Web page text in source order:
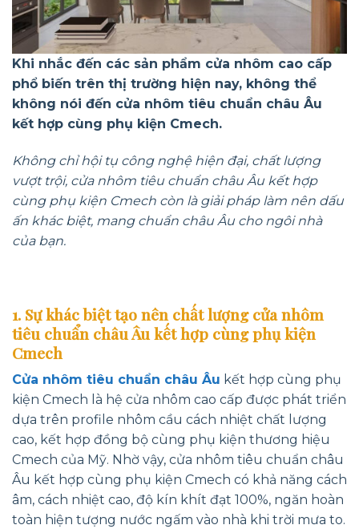
Khi nhắc đến các sản phẩm cửa nhôm cao cấp
phổ biến trên thị trường hiện nay, không thể
không nói đến cửa nhôm tiêu chuẩn châu Âu
kết hợp cùng phụ kiện Cmech.
Không chỉ hội tụ công nghệ hiện đại, chất lượng
vượt trội, cửa nhôm tiêu chuẩn châu Âu kết hợp
cùng phụ kiện Cmech còn là giải pháp làm nên dấu
ấn khác biệt, mang chuẩn châu Âu cho ngôi nhà
của bạn.
1. Sự khác biệt tạo nên chất lượng cửa nhôm
tiêu chuẩn châu Âu kết hợp cùng phụ kiện
Cmech
Cửa nhôm tiêu chuẩn châu Âu kết hợp cùng phụ
kiện Cmech là hệ cửa nhôm cao cấp được phát triển
dựa trên profile nhôm cầu cách nhiệt chất lượng
cao, kết hợp đồng bộ cùng phụ kiện thương hiệu
Cmech của Mỹ. Nhờ vậy, cửa nhôm tiêu chuẩn châu
Âu kết hợp cùng phụ kiện Cmech có khả năng cách
âm, cách nhiệt cao, độ kín khít đạt 100%, ngăn hoàn
toàn hiện tượng nước ngấm vào nhà khi trời mưa to.